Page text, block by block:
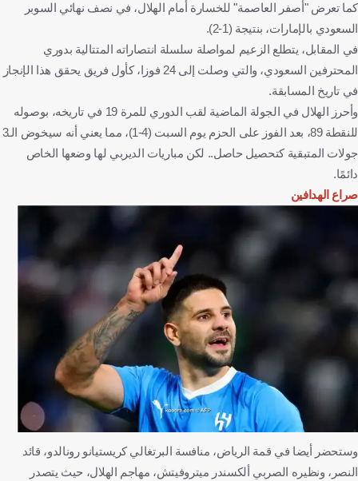
كما تعرض "أصفر العاصمة" للخسارة أمام الهلال، في نصف نهائي السوبر
السعودي بالإمارات، بنتيجة (1-2).
في المقابل، يتطلع الزعيم لمواصلة سلسلة انتصاراته المتتالية بدوري
المحترفين السعودي، والتي وصلت إلى 24 فوزا، كأول فريق يحقق هذا الإنجاز
في تاريخ المسابقة.
وأحرز الهلال في الجولة الماضية لقب الدوري للمرة 19 في تاريخه، بوصوله
للنقطة 89، بعد الفوز على الحزم يوم السبت (4-1)، مما يعني أنه سيخوض الـ3
جولات المتبقية كتحصيل حاصل.. لكن مباريات الديربي لها وضعها الخاص
دائمًا.
صراع الهدافين
وستحضر أيضا في قمة الرياض، منافسة البرتغالي كريستيانو رونالدو، قائد
النصر، ونظيره الصربي ألكسندر ميتروفيتش، مهاجم الهلال، حيث يتصدر